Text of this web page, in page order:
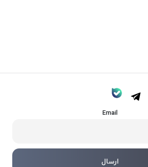
Email